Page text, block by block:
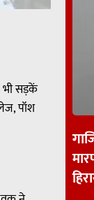
भी सड़कें
पॉश